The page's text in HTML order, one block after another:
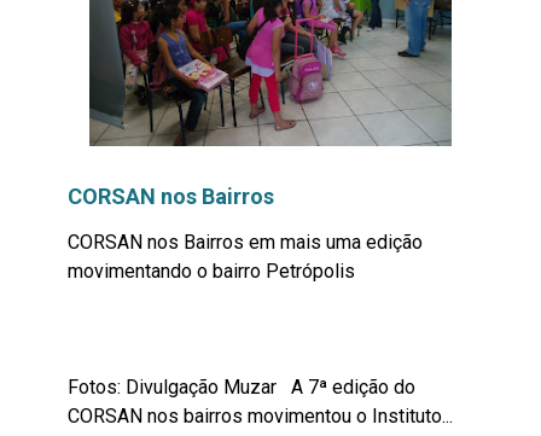
CORSAN nos Bairros
CORSAN nos Bairros em mais uma edição
movimentando o bairro Petrópolis
Fotos: Divulgação Muzar A 7ª edição do
CORSAN nos bairros movimentou o Instituto...